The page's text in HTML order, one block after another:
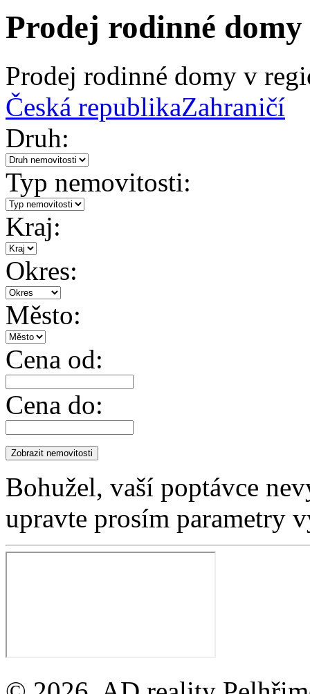
Prodej rodinné
Prodej rodinné domy v
Česká republikaZahraničí
Druh:
Typ nemovitosti:
Kraj:
Okres:
Město:
Cena od:
Cena do:
Bohužel, vaší poptávce
upravte prosím parametry